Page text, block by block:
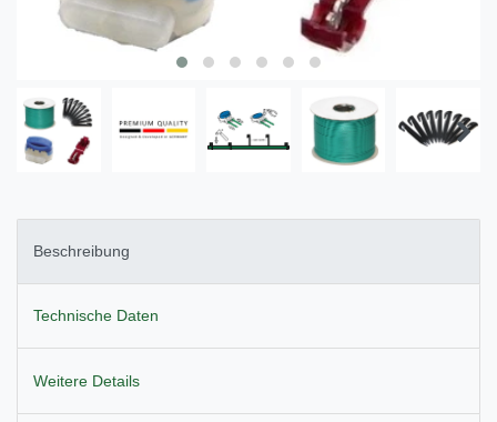
Beschreibung
Technische Daten
Weitere Details